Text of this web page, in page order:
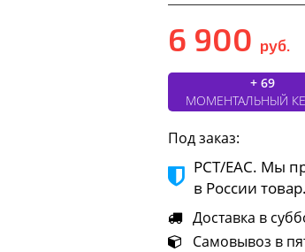
6 900 руб.
+ 69
МОМЕНТАЛЬНЫЙ
Под заказ:
РСТ/ЕАС. Мы
в России товар.
Доставка в
Самовывоз в